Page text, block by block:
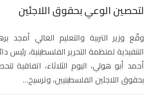
لتحصين الوعي بحقوق اللاجئين
وقّع وزير التربية والتعليم العالي أمجد
التنفيذية لمنظمة التحرير الفلسطينية، رئيس
أحمد أبو هولي، اليوم الثلاثاء، اتفاقية
بحقوق اللاجئين الفلسطينيين، وترسيخ…